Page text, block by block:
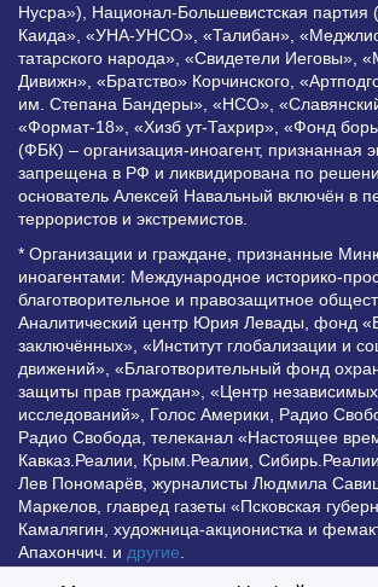
Нусра»), Национал-Большевистская
Каида», «УНА-УНСО», «Талибан»,
татарского народа», «Свидетели Иеговы»,
Дивижн», «Братство» Корчинского,
им. Степана Бандеры», «НСО»,
«Формат-18», «Хизб ут-Тахрир», «Фонд
(ФБК) – организация-иноагент, признанная
запрещена в РФ и ликвидирована по
основатель Алексей Навальный включён в
террористов и экстремистов.
* Организации и граждане, признанные
иноагентами: Международное историко-
благотворительное и правозащитное
Аналитический центр Юрия Левады, фонд
заключённых», «Институт глобализации и
движений», «Благотворительный фонд
защиты прав граждан», «Центр независимых
исследований», Голос Америки, Радио
Радио Свобода, телеканал «Настоящее
Кавказ.Реалии, Крым.Реалии,
Лев Пономарёв, журналисты Людмила
Маркелов, главред газеты «Псковская
Камалягин, художница-акционистка и
Апахончич. и другие